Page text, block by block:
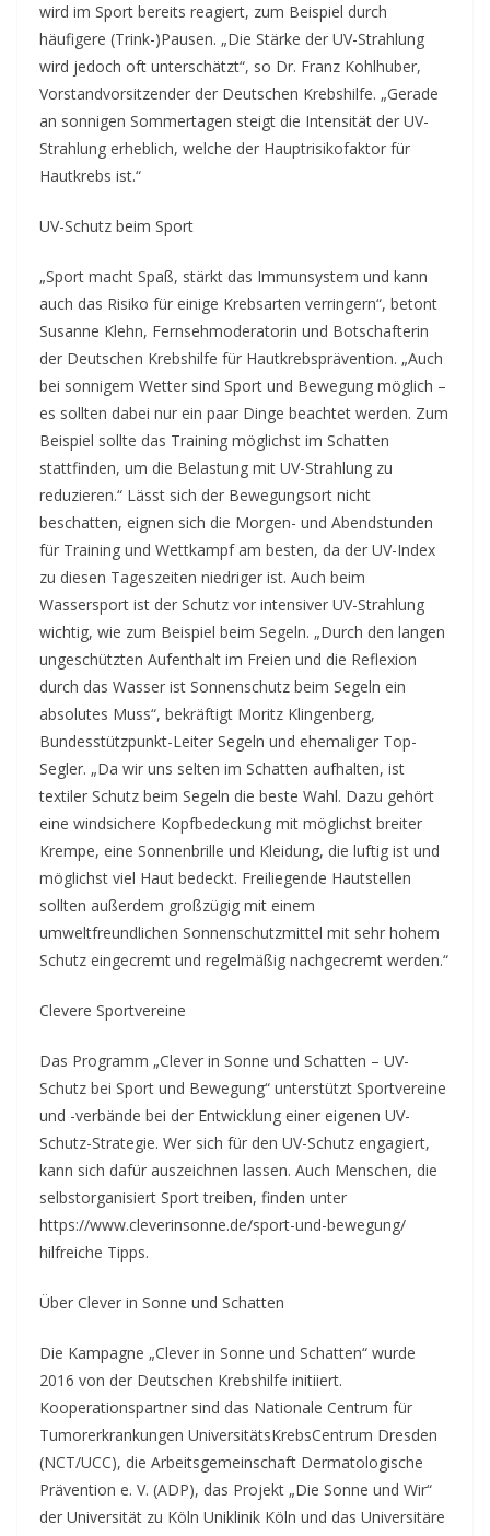
wird im Sport bereits reagiert, zum Beispiel durch
häufigere (Trink-)Pausen. „Die Stärke der UV-Strahlung
wird jedoch oft unterschätzt“, so Dr. Franz Kohlhuber,
Vorstandvorsitzender der Deutschen Krebshilfe. „Gerade
an sonnigen Sommertagen steigt die Intensität der UV-
Strahlung erheblich, welche der Hauptrisikofaktor für
Hautkrebs ist.“
UV-Schutz beim Sport
„Sport macht Spaß, stärkt das Immunsystem und kann
auch das Risiko für einige Krebsarten verringern“, betont
Susanne Klehn, Fernsehmoderatorin und Botschafterin
der Deutschen Krebshilfe für Hautkrebsprävention. „Auch
bei sonnigem Wetter sind Sport und Bewegung möglich –
es sollten dabei nur ein paar Dinge beachtet werden. Zum
Beispiel sollte das Training möglichst im Schatten
stattfinden, um die Belastung mit UV-Strahlung zu
reduzieren.“ Lässt sich der Bewegungsort nicht
beschatten, eignen sich die Morgen- und Abendstunden
für Training und Wettkampf am besten, da der UV-Index
zu diesen Tageszeiten niedriger ist. Auch beim
Wassersport ist der Schutz vor intensiver UV-Strahlung
wichtig, wie zum Beispiel beim Segeln. „Durch den langen
ungeschützten Aufenthalt im Freien und die Reflexion
durch das Wasser ist Sonnenschutz beim Segeln ein
absolutes Muss“, bekräftigt Moritz Klingenberg,
Bundesstützpunkt-Leiter Segeln und ehemaliger Top-
Segler. „Da wir uns selten im Schatten aufhalten, ist
textiler Schutz beim Segeln die beste Wahl. Dazu gehört
eine windsichere Kopfbedeckung mit möglichst breiter
Krempe, eine Sonnenbrille und Kleidung, die luftig ist und
möglichst viel Haut bedeckt. Freiliegende Hautstellen
sollten außerdem großzügig mit einem
umweltfreundlichen Sonnenschutzmittel mit sehr hohem
Schutz eingecremt und regelmäßig nachgecremt werden.“
Clevere Sportvereine
Das Programm „Clever in Sonne und Schatten – UV-
Schutz bei Sport und Bewegung“ unterstützt Sportvereine
und -verbände bei der Entwicklung einer eigenen UV-
Schutz-Strategie. Wer sich für den UV-Schutz engagiert,
kann sich dafür auszeichnen lassen. Auch Menschen, die
selbstorganisiert Sport treiben, finden unter
https://www.cleverinsonne.de/sport-und-bewegung/
hilfreiche Tipps.
Über Clever in Sonne und Schatten
Die Kampagne „Clever in Sonne und Schatten“ wurde
2016 von der Deutschen Krebshilfe initiiert.
Kooperationspartner sind das Nationale Centrum für
Tumorerkrankungen UniversitätsKrebsCentrum Dresden
(NCT/UCC), die Arbeitsgemeinschaft Dermatologische
Prävention e. V. (ADP), das Projekt „Die Sonne und Wir“
der Universität zu Köln Uniklinik Köln und das Universitäre